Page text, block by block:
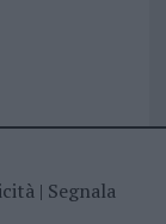
| Segnala